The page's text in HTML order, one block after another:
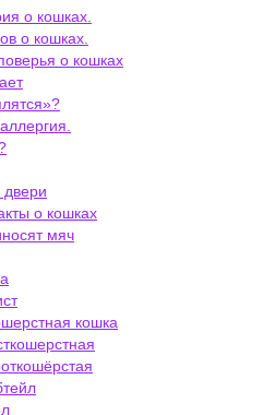
о кошках.
о кошках.
о кошках
о кошках
мяч
кошка